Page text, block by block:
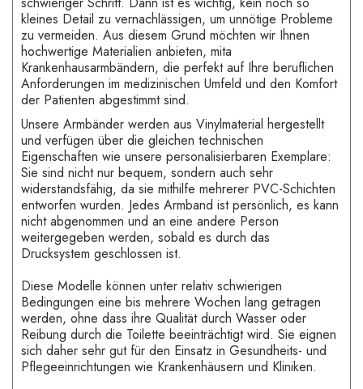
kleines Detail zu vernachlässigen, um unnötige Probleme
zu vermeiden. Aus diesem Grund möchten wir Ihnen
hochwertige Materialien anbieten, mita
Krankenhausarmbändern, die perfekt auf Ihre beruflichen
Anforderungen im medizinischen Umfeld und den Komfort
der Patienten abgestimmt sind.
Unsere Armbänder werden aus Vinylmaterial hergestellt
und verfügen über die gleichen technischen
Eigenschaften wie unsere personalisierbaren Exemplare:
Sie sind nicht nur bequem, sondern auch sehr
widerstandsfähig, da sie mithilfe mehrerer PVC-Schichten
entworfen wurden. Jedes Armband ist persönlich, es kann
nicht abgenommen und an eine andere Person
weitergegeben werden, sobald es durch das
Drucksystem geschlossen ist.
Diese Modelle können unter relativ schwierigen
Bedingungen eine bis mehrere Wochen lang getragen
werden, ohne dass ihre Qualität durch Wasser oder
Reibung durch die Toilette beeinträchtigt wird. Sie eignen
sich daher sehr gut für den Einsatz in Gesundheits- und
Pflegeeinrichtungen wie Krankenhäusern und Kliniken.